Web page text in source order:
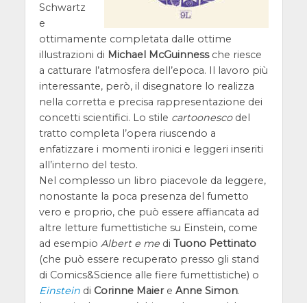
Schwartz
e
ottimamente completata dalle ottime
illustrazioni di Michael McGuinnessche riesce
a catturare l’atmosfera dell’epoca. Il lavoro più
interessante, però, il disegnatore lo realizza
nella corretta e precisa rappresentazione dei
concetti scientifici. Lo stile cartoonescodel
tratto completa l’opera riuscendo a
enfatizzare i momenti ironici e leggeri inseriti
all’interno del testo.
Nel complesso un libro piacevole da leggere,
nonostante la poca presenza del fumetto
vero e proprio, che può essere affiancata ad
altre letture fumettistiche su Einstein, come
ad esempio Albert e medi Tuono Pettinato
(che può essere recuperato presso gli stand
di Comics&Science alle fiere fumettistiche) o
Einsteindi Corinne Maiere Anne Simon.